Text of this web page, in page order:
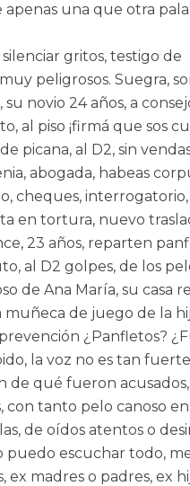
una que otra
gritos, testigo de
peligrosos. Suegra,
novio 24 años, a
al piso ¡firmá que sos
picana, al D2, sin
abogada, habeas
cheques,
en tortura, nuevo
23 años, reparten
al D2 golpes, de los
Ana María, su casa
de juego de la
¿Panfletos?
la voz no es tan
de qué fueron
tanto pelo canoso
de oídos atentos o
puedo escuchar todo,
madres o padres, ex